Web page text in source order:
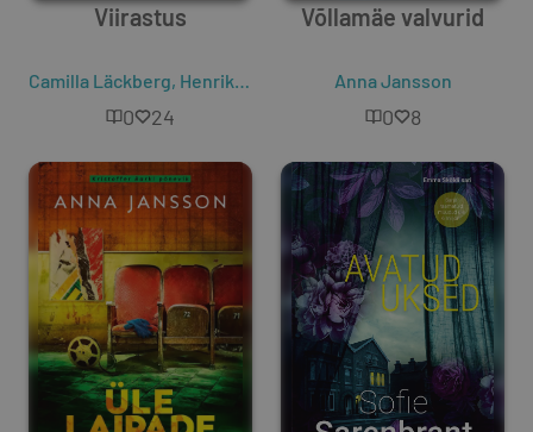
Viirastus
Camilla Läckberg, Henrik Fexeus
0 24
Võllamäe valvurid
Anna Jansson
0 8